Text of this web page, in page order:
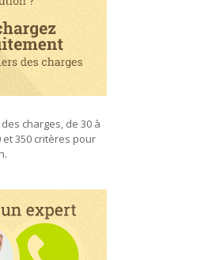
charges, de 30 à
350 critères pour